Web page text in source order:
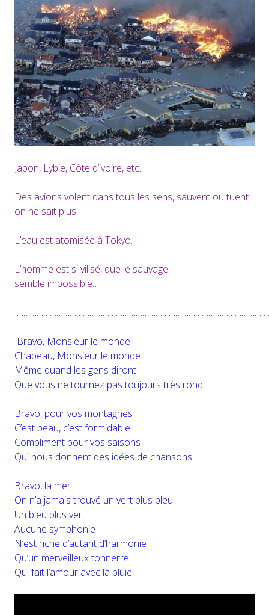
Japon, Lybie, Côte d’ivoire, etc.
Des avions volent dans tous les sens, sauvent ou tuent
on ne sait plus.
L’eau est atomisée à Tokyo.
L’homme est si vilisé, que le sauvage
semble impossible…
Bravo, Monsieur le monde
Chapeau, Monsieur le monde
Même quand les gens diront
Que vous ne tournez pas toujours très rond
Bravo, pour vos montagnes
C’est beau, c’est formidable
Compliment pour vos saisons
Qui nous donnent des idées de chansons
Bravo, la mer
On n’a jamais trouvé un vert plus bleu
Un bleu plus vert
Aucune symphonie
N’est riche d’autant d’harmonie
Qu’un merveilleux tonnerre
Qui fait l’amour avec la pluie